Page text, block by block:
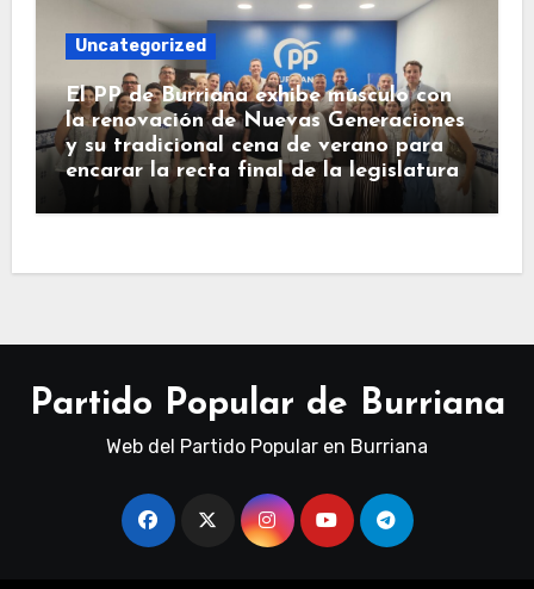
Uncategorized
El PP de Burriana exhibe músculo con
la renovación de Nuevas Generaciones
y su tradicional cena de verano para
encarar la recta final de la legislatura
Partido Popular de Burriana
Web del Partido Popular en Burriana